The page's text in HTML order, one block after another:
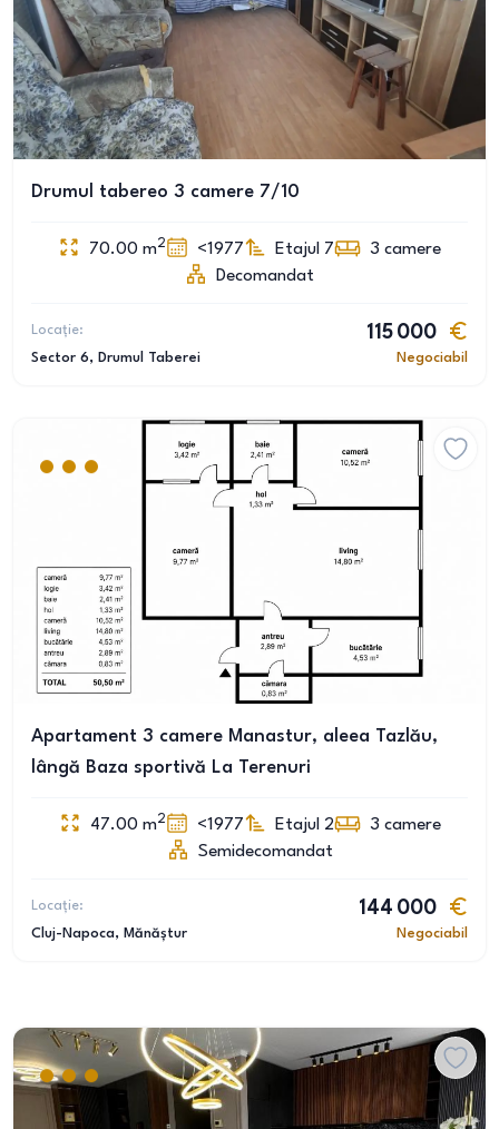
Drumul tabereo 3 camere 7/10
70.00 m2 <1977 Etajul 7 3 camere
Decomandat
Locație:
Sector 6, Drumul Taberei
115 000
Negociabil
Apartament 3 camere Manastur, aleea Tazlău,
lângă Baza sportivă La Terenuri
47.00 m2 <1977 Etajul 2 3 camere
Semidecomandat
Locație:
Cluj-Napoca, Mănăștur
144 000
Negociabil